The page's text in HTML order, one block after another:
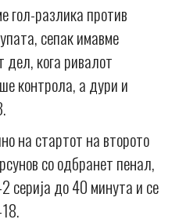
гол-разлика против
сепак имавме
дел, кога ривалот
контрола, а дури и
на стартот на второто
со одбранет пенал,
серија до 40 минута и се